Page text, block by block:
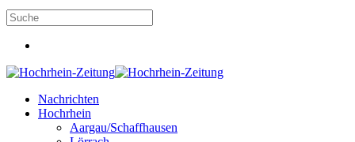
Nachrichten
Hochrhein
Aargau/Schaffhausen